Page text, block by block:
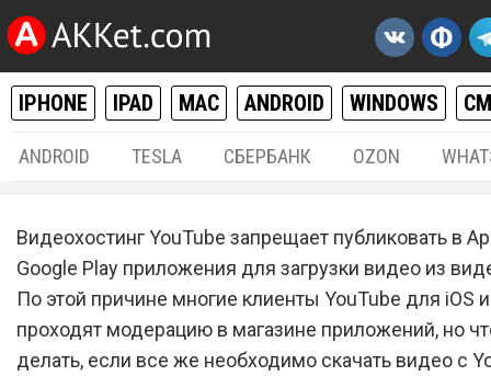
IPHONE IPAD MAC ANDROID WINDOWS
ANDROID TESLA СБЕРБАНК OZON
Как скачивать видео с
на iPhone и iPad без
джейлбрейка
Видеохостинг YouTube запрещает публиковать в
Google Play приложения для загрузки видео из
По этой причине многие клиенты YouTube для iOS
проходят модерацию в магазине приложений, но
делать, если все же необходимо скачать видео с